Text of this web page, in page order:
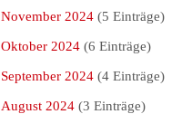
November 2024(5 Einträge)
Oktober 2024(6 Einträge)
September 2024(4 Einträge)
August 2024(3 Einträge)